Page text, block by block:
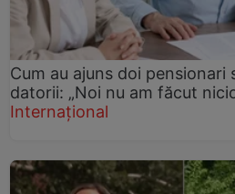
Cum au ajuns doi pensionari
datorii: „Noi nu am făcut
Internațional